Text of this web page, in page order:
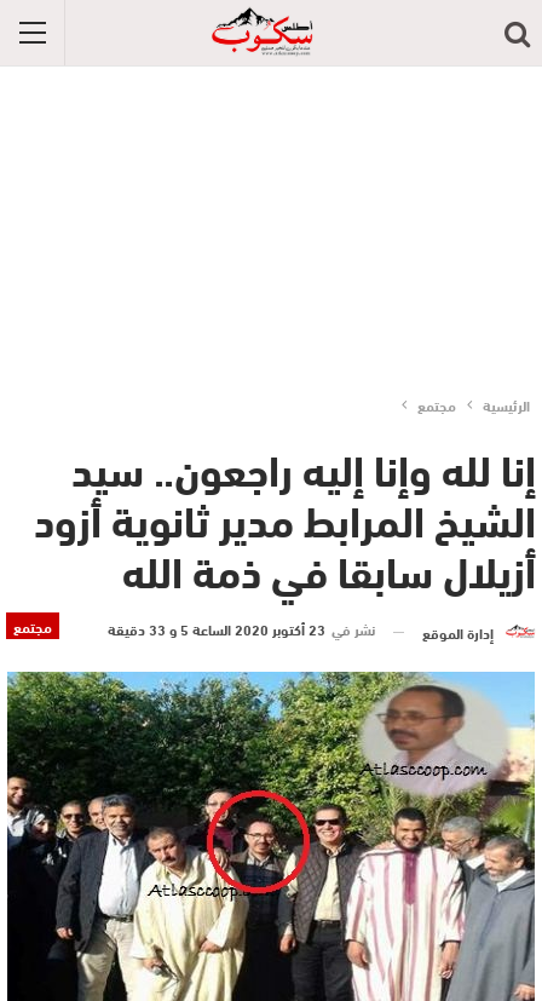
الرئيسية مجتمع
إنا لله وإنا إليه راجعون.. سيد
الشيخ المرابط مدير ثانوية أزود
أزيلال سابقا في ذمة الله
مجتمع إدارة الموقع نشر في 23 أكتوبر 2020 الساعة 5 و 33 دقيقة